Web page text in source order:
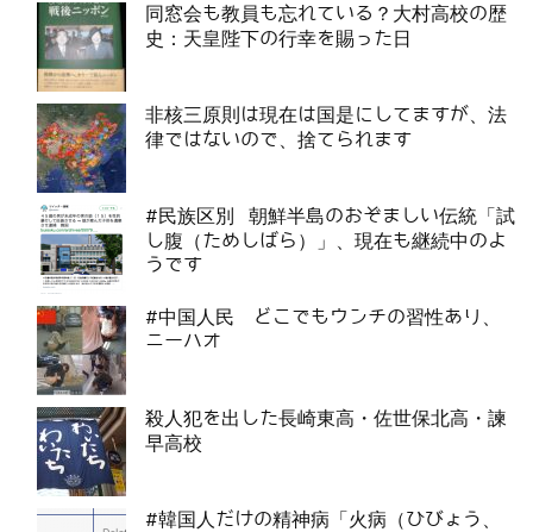
同窓会も教員も忘れている？大村高校の歴
史：天皇陛下の行幸を賜った日
非核三原則は現在は国是にしてますが、法
律ではないので、捨てられます
#民族区別 朝鮮半島のおぞましい伝統「試
し腹（ためしばら）」、現在も継続中のよ
うです
#中国人民 どこでもウンチの習性あり、
ニーハオ
殺人犯を出した長崎東高・佐世保北高・諫
早高校
#韓国人だけの精神病「火病（ひびょう、